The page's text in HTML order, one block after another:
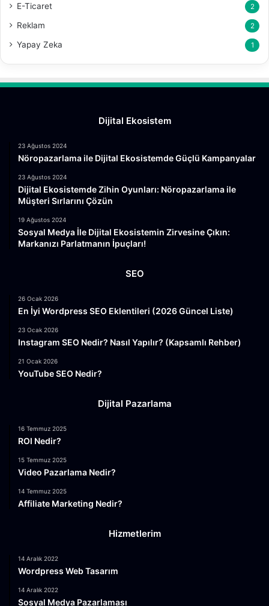
E-Ticaret 2
Reklam 2
Yapay Zeka 1
Dijital Ekosistem
23 Ağustos 2024
Nöropazarlama ile Dijital Ekosistemde Güçlü Kampanyalar
23 Ağustos 2024
Dijital Ekosistemde Zihin Oyunları: Nöropazarlama ile
Müşteri Sırlarını Çözün
19 Ağustos 2024
Sosyal Medya İle Dijital Ekosistemin Zirvesine Çıkın:
Markanızı Parlatmanın İpuçları!
SEO
26 Ocak 2026
En İyi Wordpress SEO Eklentileri (2026 Güncel Liste)
23 Ocak 2026
Instagram SEO Nedir? Nasıl Yapılır? (Kapsamlı Rehber)
21 Ocak 2026
YouTube SEO Nedir?
Dijital Pazarlama
16 Temmuz 2025
ROI Nedir?
15 Temmuz 2025
Video Pazarlama Nedir?
14 Temmuz 2025
Affiliate Marketing Nedir?
Hizmetlerim
14 Aralık 2022
Wordpress Web Tasarım
14 Aralık 2022
Sosyal Medya Pazarlaması